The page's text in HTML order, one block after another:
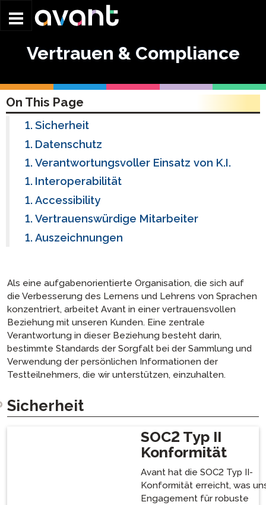
Vertrauen & Compliance
On This Page
Sicherheit
Datenschutz
Verantwortungsvoller Einsatz von K.I.
Interoperabilität
Accessibility
Vertrauenswürdige Mitarbeiter
Auszeichnungen
Als eine aufgabenorientierte Organisation, die sich auf
die Verbesserung des Lernens und Lehrens von Sprachen
konzentriert, arbeitet Avant in einer vertrauensvollen
Beziehung mit unseren Kunden. Eine zentrale
Verantwortung in dieser Beziehung besteht darin,
bestimmte Standards der Sorgfalt bei der Sammlung und
Verwendung der persönlichen Informationen der
Testteilnehmers, die wir unterstützen, einzuhalten.
Sicherheit
SOC2 Typ II
Konformität
Avant hat die SOC2 Typ II-
Konformität erreicht, was
Engagement für robuste